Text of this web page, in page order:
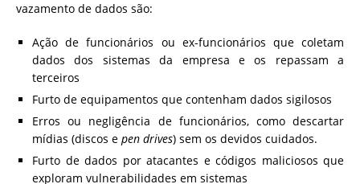
vazamento de dados são:
Ação de funcionários ou ex-funcionários que coletam
dados dos sistemas da empresa e os repassam a
terceiros
Furto de equipamentos que contenham dados sigilosos
Erros ou negligência de funcionários, como descartar
mídias (discos e pen drives) sem os devidos cuidados.
Furto de dados por atacantes e códigos maliciosos que
exploram vulnerabilidades em sistemas